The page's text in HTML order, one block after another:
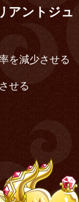
アントジュ
を減少させる
せる